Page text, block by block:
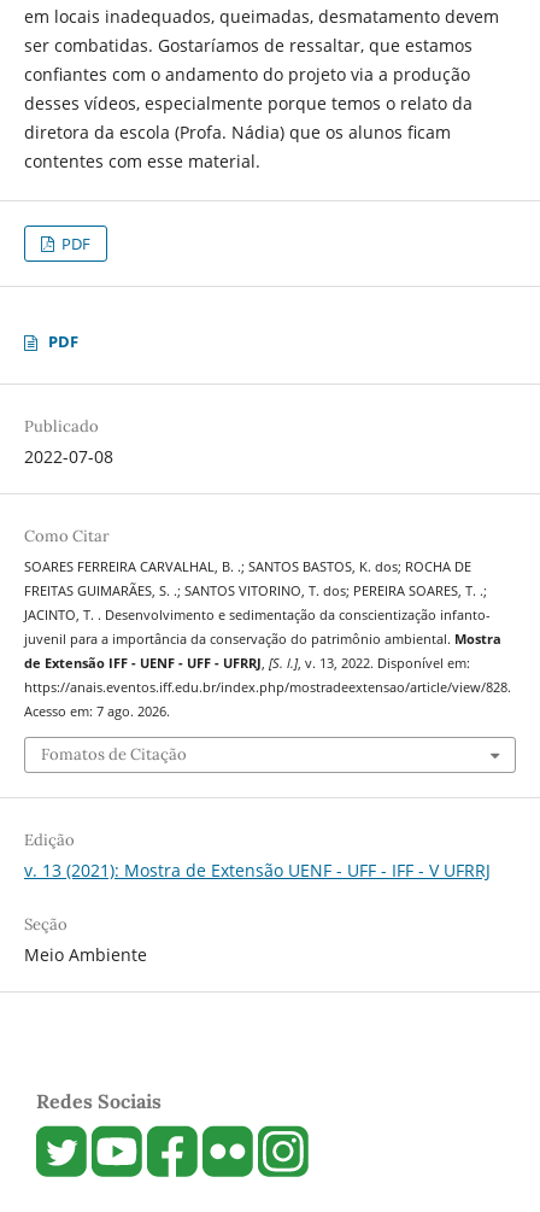
em locais inadequados, queimadas, desmatamento devem
ser combatidas. Gostaríamos de ressaltar, que estamos
confiantes com o andamento do projeto via a produção
desses vídeos, especialmente porque temos o relato da
diretora da escola (Profa. Nádia) que os alunos ficam
contentes com esse material.
PDF
PDF
Publicado
2022-07-08
Como Citar
SOARES FERREIRA CARVALHAL, B. .; SANTOS BASTOS, K. dos; ROCHA DE
FREITAS GUIMARÃES, S. .; SANTOS VITORINO, T. dos; PEREIRA SOARES, T. .;
JACINTO, T. . Desenvolvimento e sedimentação da conscientização infanto-
juvenil para a importância da conservação do patrimônio ambiental. Mostra
de Extensão IFF - UENF - UFF - UFRRJ, [S. l.], v. 13, 2022. Disponível em:
https://anais.eventos.iff.edu.br/index.php/mostradeextensao/article/view/828.
Acesso em: 7 ago. 2026.
Fomatos de Citação
Edição
v. 13 (2021): Mostra de Extensão UENF - UFF - IFF - V UFRRJ
Seção
Meio Ambiente
Redes Sociais